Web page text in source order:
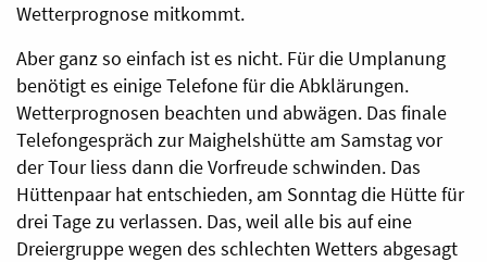
Wetterprognose mitkommt.
Aber ganz so einfach ist es nicht. Für die Umplanung
benötigt es einige Telefone für die Abklärungen.
Wetterprognosen beachten und abwägen. Das finale
Telefongespräch zur Maighelshütte am Samstag vor
der Tour liess dann die Vorfreude schwinden. Das
Hüttenpaar hat entschieden, am Sonntag die Hütte für
drei Tage zu verlassen. Das, weil alle bis auf eine
Dreiergruppe wegen des schlechten Wetters abgesagt